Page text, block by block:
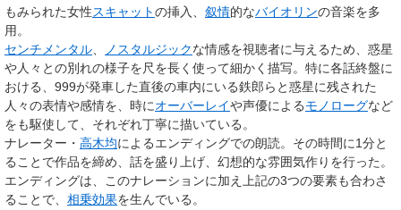
もみられた女性スキャットの挿入、 叙情的なバイオリンの音楽を多
用。
センチメンタル
ノスタルジックな情感を視聴者に与えるため、惑星
や人々との別れの様子を尺を長く使って細かく描写。特に各話終盤に
おける、999が発車した直後の車内にいる鉄郎らと惑星に残された
人々の表情や感情を、時にオーバーレイや声優によるモノローグなど
をも駆使して、それぞれ丁寧に描いている。
ナレーター・ 高木均によるエンディングでの朗読。その時間に1分と
ることで作品を締め、話を盛り上げ、幻想的な雰囲気作りを行った。
エンディングは、このナレーションに加え上記の3つの要素も合わさ
ることで、 相乗効果を生んでいる。